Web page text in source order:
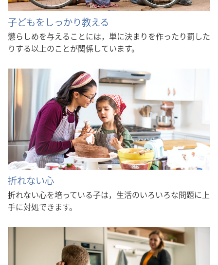
子どもをしっかり教える
懲らしめを与えることには，単に決まりを作ったり罰した
りする以上のことが関係しています。
折れない心
折れない心を培っている子は，生活のいろいろな問題に上
手に対処できます。